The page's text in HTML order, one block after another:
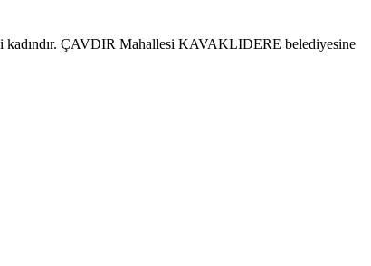
ÇAVDIR Mahallesi KAVAKLIDERE belediyesine